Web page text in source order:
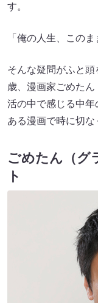
す。
「俺の人生、この
そんな疑問がふと
歳、漫画家ごめた
活の中で感じる中年
ある漫画で時に切な
ごめたん（グ
ト